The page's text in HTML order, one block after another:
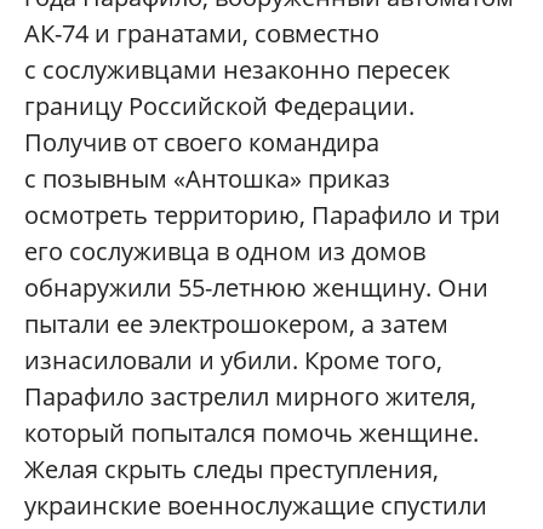
АК-74 и гранатами, совместно
с сослуживцами незаконно пересек
границу Российской Федерации.
Получив от своего командира
с позывным «Антошка» приказ
осмотреть территорию, Парафило и три
его сослуживца в одном из домов
обнаружили 55-летнюю женщину. Они
пытали ее электрошокером, а затем
изнасиловали и убили. Кроме того,
Парафило застрелил мирного жителя,
который попытался помочь женщине.
Желая скрыть следы преступления,
украинские военнослужащие спустили